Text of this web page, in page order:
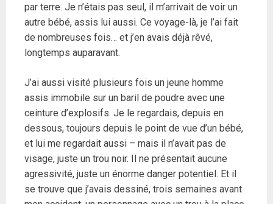
par terre. Je n’étais pas seul, il m’arrivait de voir un
autre bébé, assis lui aussi. Ce voyage-là, je l’ai fait
de nombreuses fois… et j’en avais déjà rêvé,
longtemps auparavant.
J’ai aussi visité plusieurs fois un jeune homme
assis immobile sur un baril de poudre avec une
ceinture d’explosifs. Je le regardais, depuis en
dessous, toujours depuis le point de vue d’un bébé,
et lui me regardait aussi – mais il n’avait pas de
visage, juste un trou noir. Il ne présentait aucune
agressivité, juste un énorme danger potentiel. Et il
se trouve que j’avais dessiné, trois semaines avant